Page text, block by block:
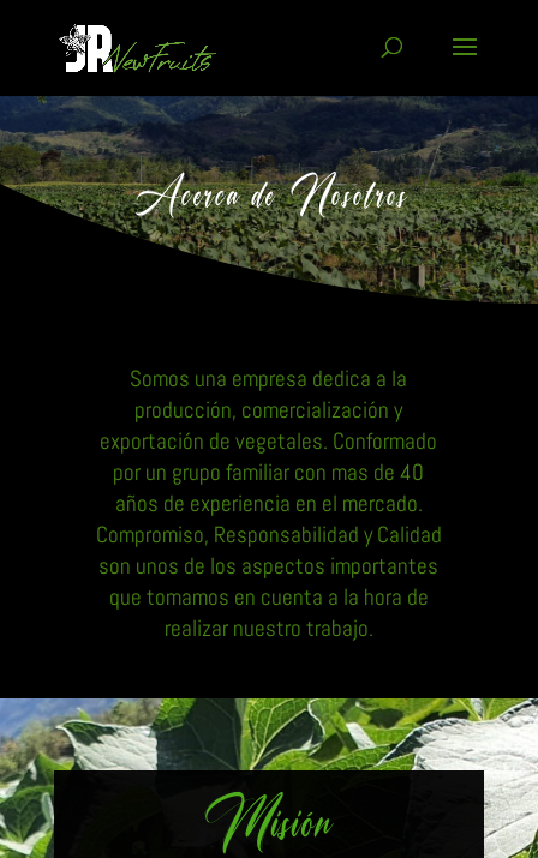
Acerca de Nosotros
Somos una empresa dedica a la
producción, comercialización y
exportación de vegetales. Conformado
por un grupo familiar con mas de 40
años de experiencia en el mercado.
Compromiso, Responsabilidad y Calidad
son unos de los aspectos importantes
que tomamos en cuenta a la hora de
realizar nuestro trabajo.
Misión